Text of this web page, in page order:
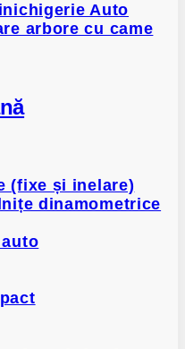
Auto
arbore cu came
(fixe și inelare)
dinamometrice